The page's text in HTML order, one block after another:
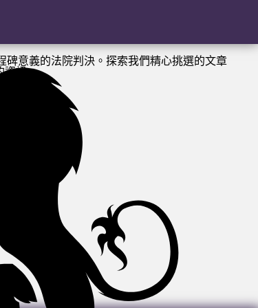
碑意義的法院判決。探索我們精心挑選的文章
資訊。